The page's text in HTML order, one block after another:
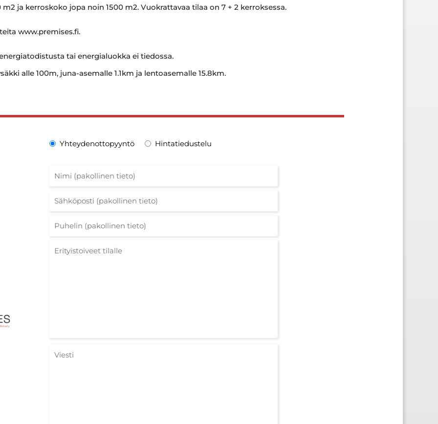
ja kerroskoko jopa noin 1500 m2. Vuokrattavaa tilaa on 7 + 2 kerroksessa.
www.premises.fi.
tai energialuokka ei tiedossa.
alle 100m, juna-asemalle 1.1km ja lentoasemalle 15.8km.
Yhteydenottopyyntö Hintatiedustelu